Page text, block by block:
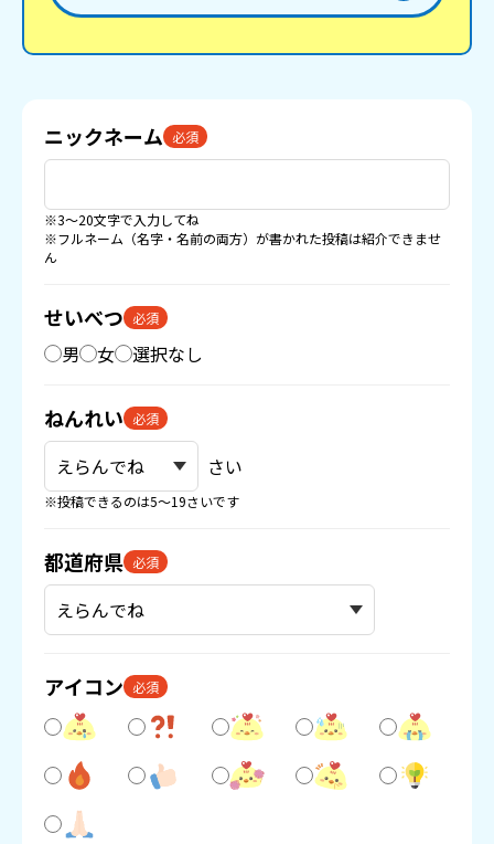
ニックネーム 必須
※3〜20文字で入力してね
※フルネーム（名字・名前の両方）が書かれた投稿は紹介できませ
ん
せいべつ 必須
男 女 選択なし
ねんれい 必須
さい
※投稿できるのは5〜19さいです
都道府県 必須
アイコン 必須